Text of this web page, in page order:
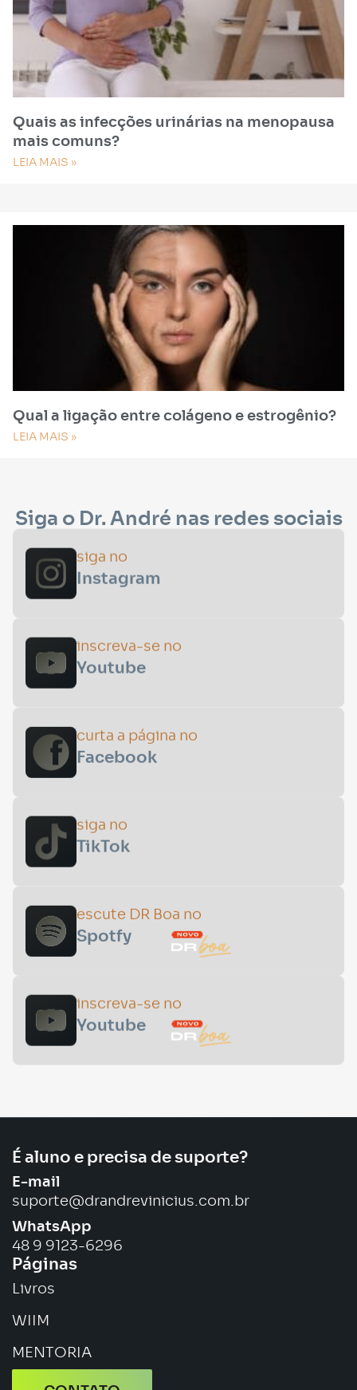
Quais as infecções urinárias na menopausa
mais comuns?
LEIA MAIS »
Qual a ligação entre colágeno e estrogênio?
LEIA MAIS »
Siga o Dr. André nas redes sociais
siga no
Instagram
inscreva-se no
Youtube
curta a página no
Facebook
siga no
TikTok
escute DR Boa no
Spotfy
inscreva-se no
Youtube
É aluno e precisa de suporte?
E-mail
suporte@drandrevinicius.com.br
WhatsApp
48 9 9123-6296
Páginas
Livros
WIIM
MENTORIA